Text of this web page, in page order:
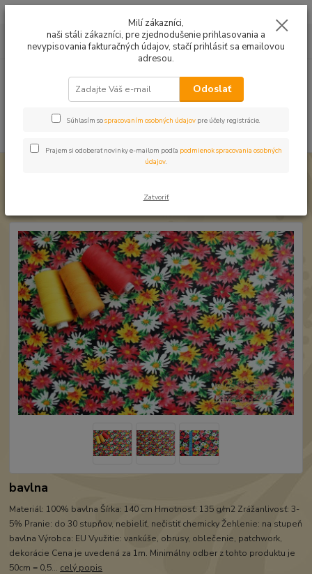
0949224331
9:00 -14:30
za0,00 EUR
Bavlna Kvietky farebný plnomix
Bavlna Kvietky farebný plnomix
bavlna
Materiál: 100% bavlna Šírka: 140 cm Hmotnosť: 135 g/m2 Zrážanlivosť: 3-
5% Pranie: do 30 stupňov, nebieliť, nečistiť chemicky Žehlenie: na stupeň
bavlna Výrobca: EU Využitie: vankúše, obrusy, oblečenie, patchwork,
dekorácie Cena je uvedená za 1m. Minimálny odber z tohto produktu je
50cm = 0,5... celý popis
Milí zákazníci,
naši stáli zákazníci, pre zjednodušenie prihlasovania a
nevypisovania fakturačných údajov, stačí prihlásiť sa emailovou
adresou.
Odoslať
Súhlasím sospracovaním osobných údajov pre účely registrácie.
Prajem si odoberať novinky e-mailom podľa podmienok spracovania osobných
údajov.
Zatvoriť